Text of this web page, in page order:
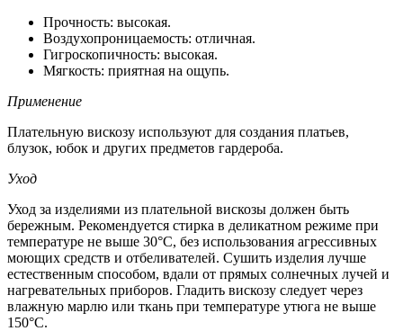
Прочность: высокая.
Воздухопроницаемость: отличная.
Гигроскопичность: высокая.
Мягкость: приятная на ощупь.
Применение
Плательную вискозу используют для создания платьев,
блузок, юбок и других предметов гардероба.
Уход
Уход за изделиями из плательной вискозы должен быть
бережным. Рекомендуется стирка в деликатном режиме при
температуре не выше 30°С, без использования агрессивных
моющих средств и отбеливателей. Сушить изделия лучше
естественным способом, вдали от прямых солнечных лучей и
нагревательных приборов. Гладить вискозу следует через
влажную марлю или ткань при температуре утюга не выше
150°С.